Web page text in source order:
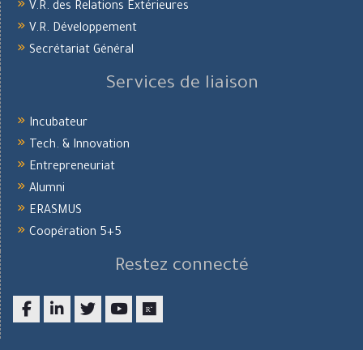
V.R. des Relations Extérieures
V.R. Développement
Secrétariat Général
Services de liaison
Incubateur
Tech. & Innovation
Entrepreneuriat
Alumni
ERASMUS
Coopération 5+5
Restez connecté